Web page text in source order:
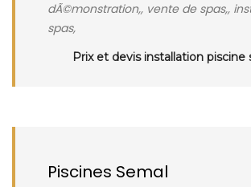
dÃ©monstration,, vente de spas,,
spas,
Prix et devis installation piscine
Piscines Semal